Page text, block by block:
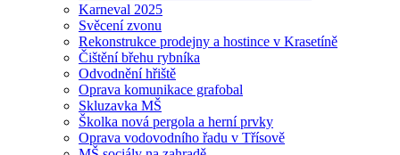
Karneval 2025
Svěcení zvonu
Rekonstrukce prodejny a hostince v Krasetíně
Čištění břehu rybníka
Odvodnění hřiště
Oprava komunikace grafobal
Skluzavka MŠ
Školka nová pergola a herní prvky
Oprava vodovodního řadu v Třísově